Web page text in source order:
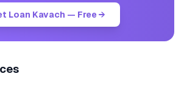
Loan Kavach — Free →